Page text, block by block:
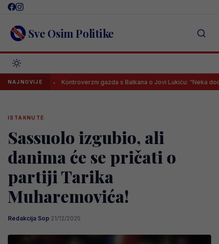
Skip
content Sve Osim Politike
NAJNOVIJEKontroverzni gazda s Balkana o Jovi Lukiću: “Neka dođe,
ISTAKNUTE
Sassuolo izgubio, ali
danima će se pričati o
partiji Tarika
Muharemovića!
Redakcija Sop·21/12/2025